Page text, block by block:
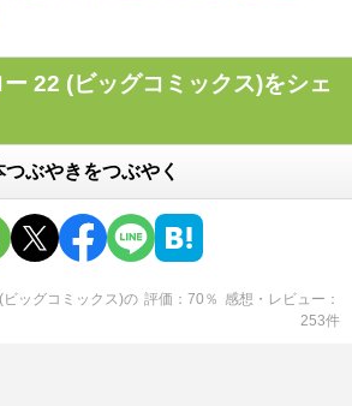
22 (ビッグコミックス)をシェ
つぶやきをつぶやく
ッグコミックス)の 評価 70 ％ 感想・レビュー
253件